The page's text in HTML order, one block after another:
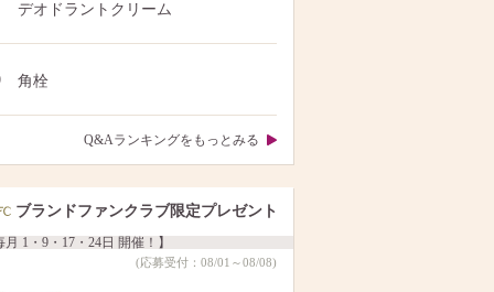
デオドラントクリーム
角栓
Q&Aランキングをもっとみる
ブランドファンクラブ限定プレゼント
月 1・9・17・24日 開催！】
(応募受付：08/01～08/08)